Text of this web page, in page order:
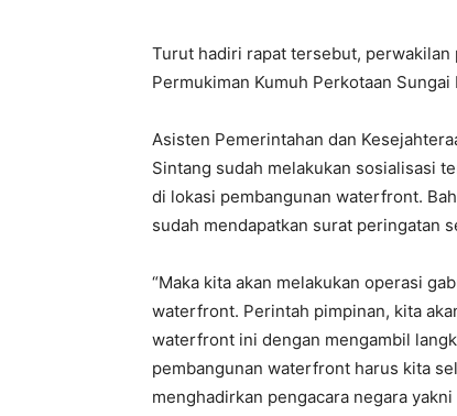
Turut hadiri rapat tersebut, perwakilan
Permukiman Kumuh Perkotaan
Asisten Pemerintahan dan
Sintang sudah melakukan sosialisasi
di lokasi pembangunan waterfront.
sudah mendapatkan surat peringatan
“Maka kita akan melakukan operasi
waterfront. Perintah pimpinan, kita
waterfront ini dengan mengambil
pembangunan waterfront harus kita
menghadirkan pengacara negara